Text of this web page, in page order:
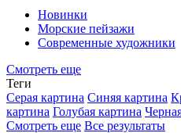
Новинки
Морские пейзажи
Современные художники
Смотреть еще
Теги
Серая картина Синяя картина
картина Голубая картина
Смотреть еще Все результаты